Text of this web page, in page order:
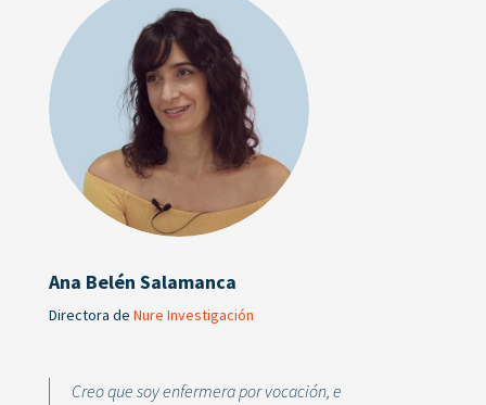
Ana Belén Salamanca
Directora de Nure Investigación
Creo que soy enfermera por vocación, e